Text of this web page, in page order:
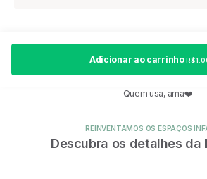
Adicionar ao carrinho R$
Quem usa, ama❤️
REINVENTAMOS OS ESPAÇOS
Descubra os detalhes da